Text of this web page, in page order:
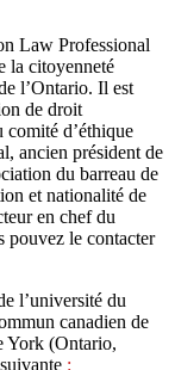
Law Professional
la citoyenneté
l’Ontario. Il est
de droit
d’éthique
ancien président de
du barreau de
et nationalité de
en chef du
pouvez le contacter
l’université du
canadien de
York (Ontario,
: